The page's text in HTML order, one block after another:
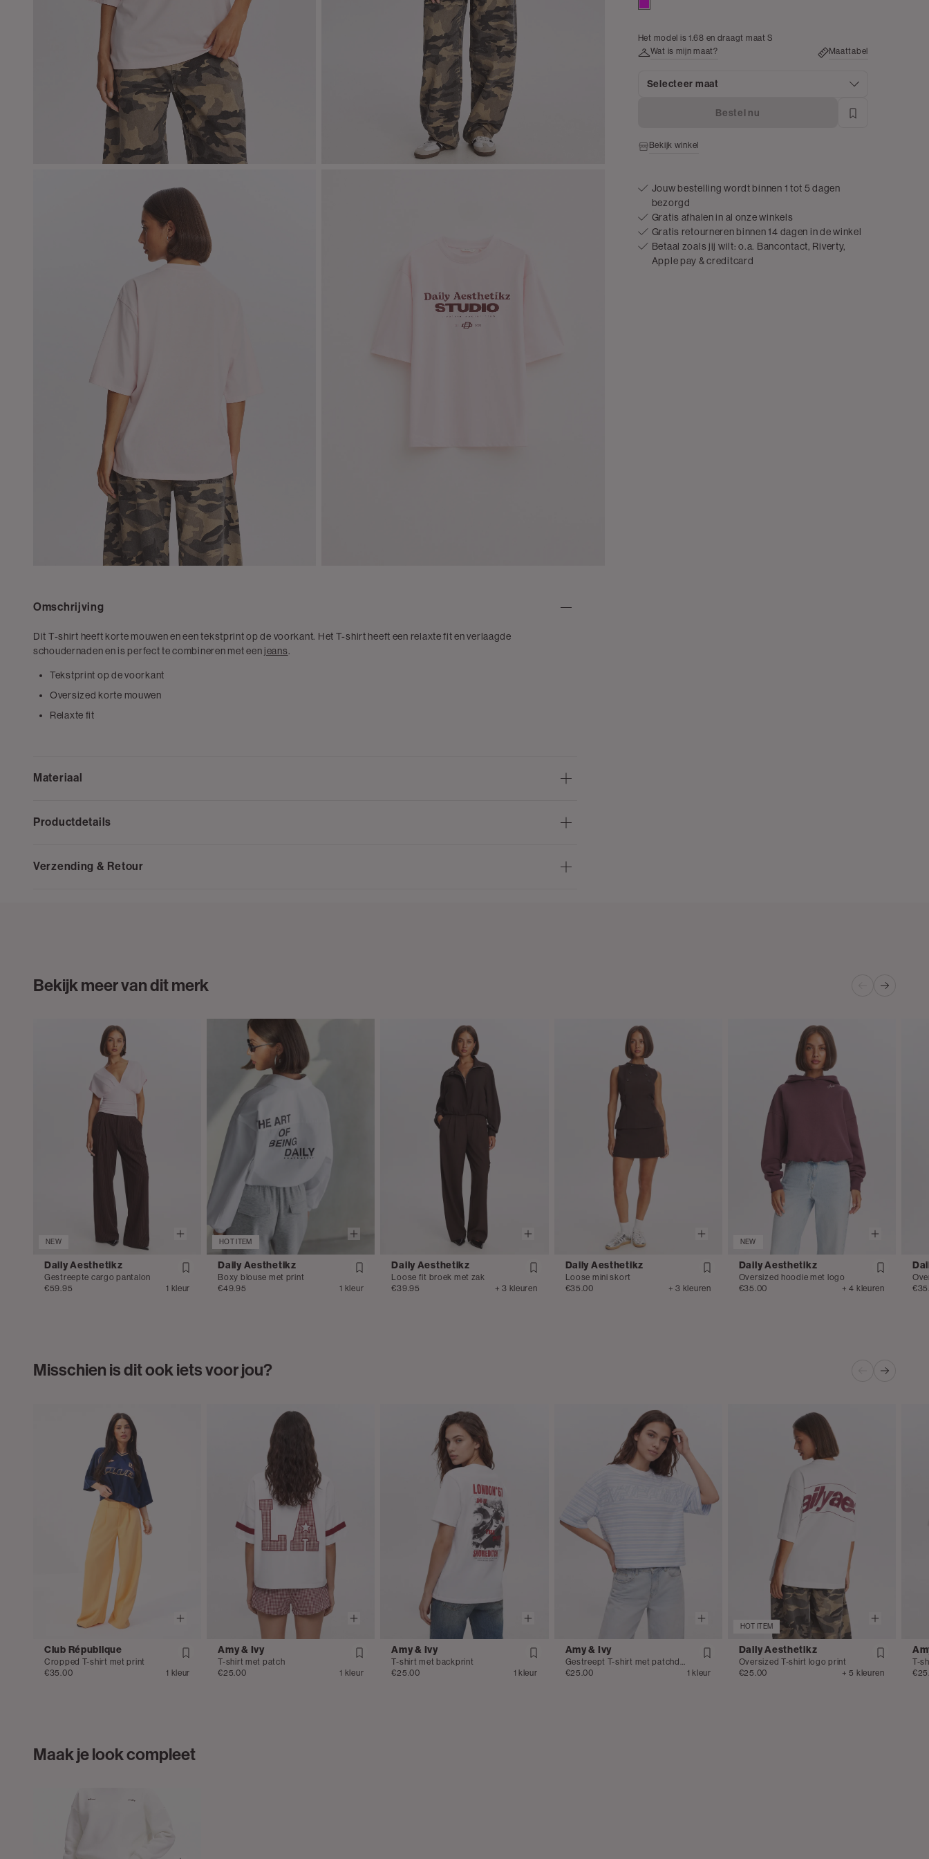
Het model is 1.68 en draagt maat S
Wat is mijn maat?
Maattabel
Selecteer maat
Bestel nu
Bekijk winkel
Jouw bestelling wordt binnen 1 tot 5 dagen
bezorgd
Gratis afhalen in al onze winkels
Gratis retourneren binnen 14 dagen in de winkel
Betaal zoals jij wilt: o.a. Bancontact, Riverty,
Apple pay & creditcard
Omschrijving
Dit T-shirt heeft korte mouwen en een tekstprint op de voorkant. Het T-shirt heeft een relaxte fit en verlaagde
schoudernaden en is perfect te combineren met een jeans.
Tekstprint op de voorkant
Oversized korte mouwen
Relaxte fit
Materiaal
Productdetails
Verzending & Retour
Bekijk meer van dit merk
NEW
Daily Aesthetikz
Gestreepte cargo pantalon
€59.95
1 kleur
HOT ITEM
Daily Aesthetikz
Boxy blouse met print
€49.95
1 kleur
Daily Aesthetikz
Loose fit broek met zak
€39.95
+ 3 kleuren
Daily Aesthetikz
Loose mini skort
€35.00
+ 3 kleuren
NEW
Daily Aesthetikz
Oversized hoodie met logo
€35.00
+ 4 kleuren
Misschien is dit ook iets voor jou?
Club République
Cropped T-shirt met print
€35.00
1 kleur
Amy & Ivy
T-shirt met patch
€25.00
1 kleur
Amy & Ivy
T-shirt met backprint
€25.00
1 kleur
Amy & Ivy
Gestreept T-shirt met patchdetail
€25.00
1 kleur
HOT ITEM
Daily Aesthetikz
Oversized T-shirt logo print
€25.00
+ 5 kleuren
T-
Maak je look compleet